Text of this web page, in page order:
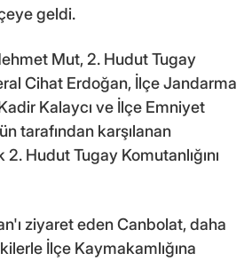
geldi.
Mut, 2. Hudut Tugay
Cihat Erdoğan, İlçe Jandarma
Kalaycı ve İlçe Emniyet
tarafından karşılanan
Hudut Tugay Komutanlığını
ziyaret eden Canbolat, daha
İlçe Kaymakamlığına